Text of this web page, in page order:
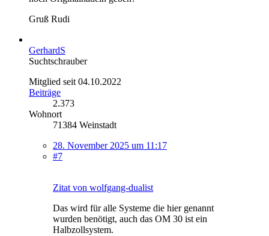
Gruß Rudi
GerhardS
Suchtschrauber
Mitglied seit 04.10.2022
Beiträge
2.373
Wohnort
71384 Weinstadt
28. November 2025 um 11:17
#7
Zitat von wolfgang-dualist
Das wird für alle Systeme die hier genannt
wurden benötigt, auch das OM 30 ist ein
Halbzollsystem.